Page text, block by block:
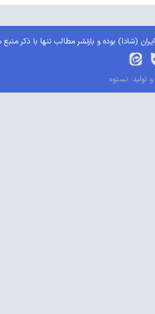
(شادا) بوده و بازنشر مطالب تنها با ذکر
تولید: نستوه